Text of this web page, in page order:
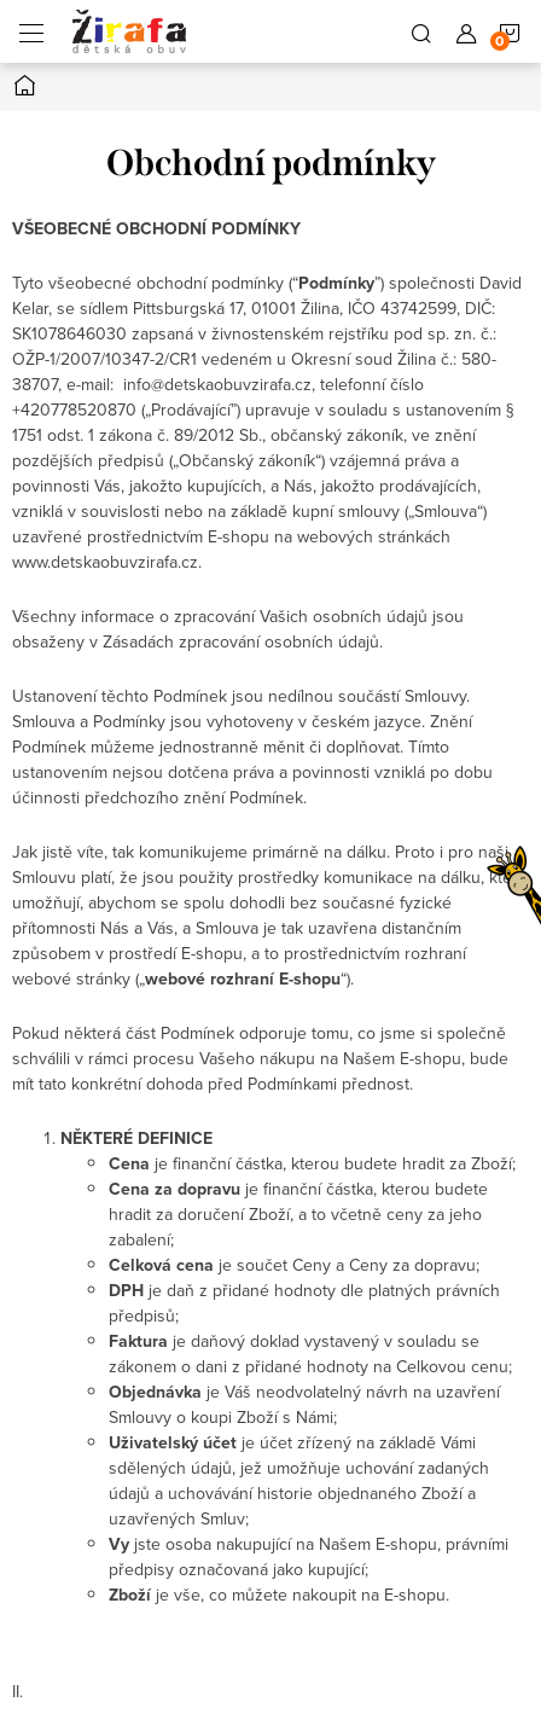
obsah
Domů
Obchodní podmínky
VŠEOBECNÉ OBCHODNÍ PODMÍNKY
Tyto všeobecné obchodní podmínky (“Podmínky”) společnosti David
Kelar, se sídlem Pittsburgská 17, 01001 Žilina, IČO 43742599, DIČ:
SK1078646030 zapsaná v živnostenském rejstříku pod sp. zn. č.:
OŽP-1/2007/10347-2/CR1 vedeném u Okresní soud Žilina č.: 580-
38707, e-mail: info@detskaobuvzirafa.cz, telefonní číslo
+420778520870 („Prodávající”) upravuje v souladu s ustanovením §
1751 odst. 1 zákona č. 89/2012 Sb., občanský zákoník, ve znění
pozdějších předpisů („Občanský zákoník“) vzájemná práva a
povinnosti Vás, jakožto kupujících, a Nás, jakožto prodávajících,
vzniklá v souvislosti nebo na základě kupní smlouvy („Smlouva“)
uzavřené prostřednictvím E-shopu na webových stránkách
www.detskaobuvzirafa.cz.
Všechny informace o zpracování Vašich osobních údajů jsou
obsaženy v Zásadách zpracování osobních údajů.
Ustanovení těchto Podmínek jsou nedílnou součástí Smlouvy.
Smlouva a Podmínky jsou vyhotoveny v českém jazyce. Znění
Podmínek můžeme jednostranně měnit či doplňovat. Tímto
ustanovením nejsou dotčena práva a povinnosti vzniklá po dobu
účinnosti předchozího znění Podmínek.
Jak jistě víte, tak komunikujeme primárně na dálku. Proto i pro naši
Smlouvu platí, že jsou použity prostředky komunikace na dálku, které
umožňují, abychom se spolu dohodli bez současné fyzické
přítomnosti Nás a Vás, a Smlouva je tak uzavřena distančním
způsobem v prostředí E-shopu, a to prostřednictvím rozhraní
webové stránky („webové rozhraní E-shopu“).
Pokud některá část Podmínek odporuje tomu, co jsme si společně
schválili v rámci procesu Vašeho nákupu na Našem E-shopu, bude
mít tato konkrétní dohoda před Podmínkami přednost.
NĚKTERÉ DEFINICE
Cena je finanční částka, kterou budete hradit za Zboží;
Cena za dopravu je finanční částka, kterou budete
hradit za doručení Zboží, a to včetně ceny za jeho
zabalení;
Celková cena je součet Ceny a Ceny za dopravu;
DPH je daň z přidané hodnoty dle platných právních
předpisů;
Faktura je daňový doklad vystavený v souladu se
zákonem o dani z přidané hodnoty na Celkovou cenu;
Objednávka je Váš neodvolatelný návrh na uzavření
Smlouvy o koupi Zboží s Námi;
Uživatelský účet je účet zřízený na základě Vámi
sdělených údajů, jež umožňuje uchování zadaných
údajů a uchovávání historie objednaného Zboží a
uzavřených Smluv;
Vy jste osoba nakupující na Našem E-shopu, právními
předpisy označovaná jako kupující;
Zbožíje vše, co můžete nakoupit na E-shopu.
II.